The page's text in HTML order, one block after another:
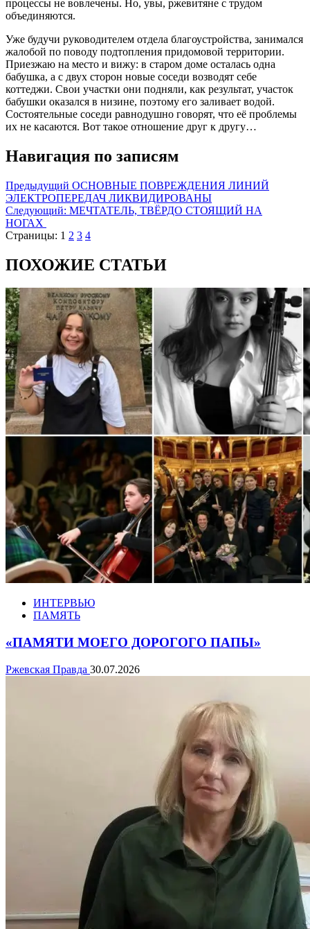
процессы не вовлечены. Но, увы, ржевитяне с трудом
объединяются.
Уже будучи руководителем отдела благоустройства, занимался
жалобой по поводу подтопления придомовой территории.
Приезжаю на место и вижу: в старом доме осталась одна
бабушка, а с двух сторон новые соседи возводят себе
коттеджи. Свои участки они подняли, как результат, участок
бабушки оказался в низине, поэтому его заливает водой.
Состоятельные соседи равнодушно говорят, что её проблемы
их не касаются. Вот такое отношение друг к другу…
Навигация по записям
Предыдущий ОСНОВНЫЕ ПОВРЕЖДЕНИЯ ЛИНИЙ
ЭЛЕКТРОПЕРЕДАЧ ЛИКВИДИРОВАНЫ
Следующий: МЕЧТАТЕЛЬ, ТВЁРДО СТОЯЩИЙ НА
НОГАХ
Страницы: 1 2 3 4
ПОХОЖИЕ СТАТЬИ
ИНТЕРВЬЮ
ПАМЯТЬ
«ПАМЯТИ МОЕГО ДОРОГОГО ПАПЫ»
Ржевская Правда 30.07.2026